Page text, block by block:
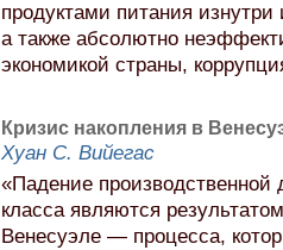
продуктами питания
а также абсолютно
экономикой страны,
Кризис накопления в
Хуан С. Вийегас
«Падение производственной
класса являются
Венесуэле — процесса,